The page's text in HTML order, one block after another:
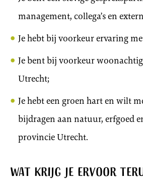
management, collega’s en
Je hebt bij voorkeur ervaring
Je bent bij voorkeur
Utrecht;
Je hebt een groen hart en wilt
bijdragen aan natuur, erfgoed
provincie Utrecht.
Wat krijg je ervoor